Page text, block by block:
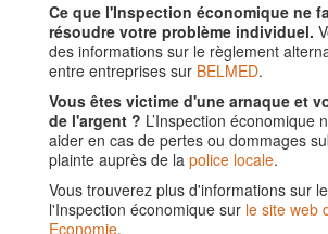
Ce que l'Inspection économique ne
résoudre votre problème individuel.
des informations sur le règlement
entre entreprises sur BELMED.
Vous êtes victime d'une arnaque et
de l'argent ? L’Inspection économique
aider en cas de pertes ou dommages
plainte auprès de la police locale.
Vous trouverez plus d'informations sur
l'Inspection économique sur le site web
Economie.